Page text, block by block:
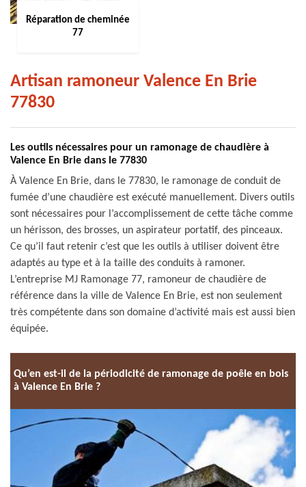
Réparation de cheminée
77
Artisan ramoneur Valence En Brie
77830
Les outils nécessaires pour un ramonage de chaudière à
Valence En Brie dans le 77830
À Valence En Brie, dans le 77830, le ramonage de conduit de
fumée d’une chaudière est exécuté manuellement. Divers outils
sont nécessaires pour l’accomplissement de cette tâche comme
un hérisson, des brosses, un aspirateur portatif, des pinceaux.
Ce qu’il faut retenir c’est que les outils à utiliser doivent être
adaptés au type et à la taille des conduits à ramoner.
L’entreprise MJ Ramonage 77, ramoneur de chaudière de
référence dans la ville de Valence En Brie, est non seulement
très compétente dans son domaine d’activité mais est aussi bien
équipée.
Qu’en est-il de la périodicité de ramonage de poêle en bois
à Valence En Brie ?